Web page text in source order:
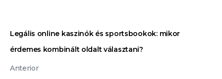
Legális online kaszinók és sportsbookok: mikor
érdemes kombinált oldalt választani?
Anterior